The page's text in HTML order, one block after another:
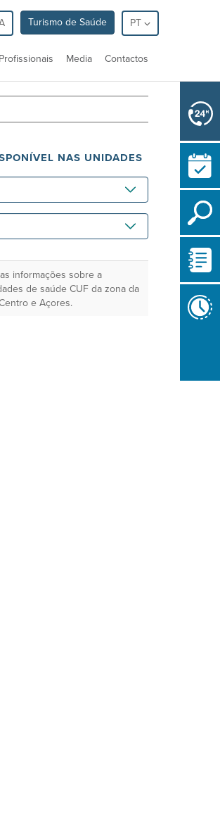
Turismo de Saúde PT
Profissionais Media Contactos
NAS UNIDADES
informações sobre a
de saúde CUF da zona da
e Açores.